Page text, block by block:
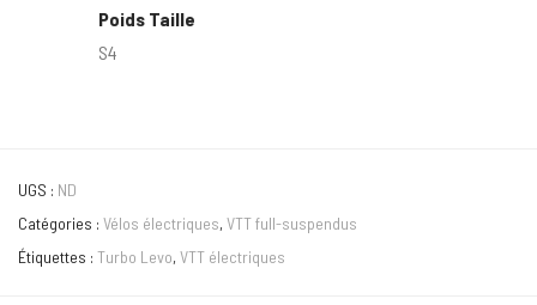
Poids Taille
S4
UGS : ND
Catégories : Vélos électriques, VTT full-suspendus
Étiquettes : Turbo Levo, VTT électriques